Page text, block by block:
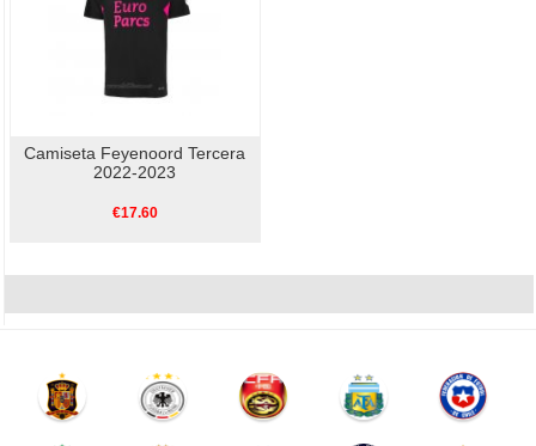
Camiseta Feyenoord Tercera
2022-2023
€17.60